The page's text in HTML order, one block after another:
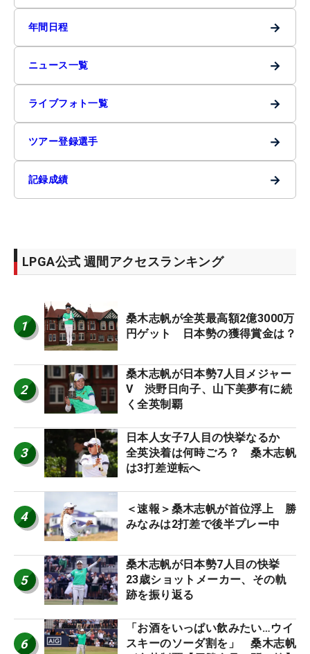
年間日程 →
ニュース一覧 →
ライブフォト一覧 →
ツアー登録選手 →
記録成績 →
LPGA公式 週間アクセスランキング
1
桑木志帆が全英最高額2億3000万
円ゲット 日本勢の獲得賞金は？
2
桑木志帆が日本勢7人目メジャー
V 渋野日向子、山下美夢有に続
く全英制覇
3
日本人女子7人目の快挙なるか
全英決着は何時ごろ？ 桑木志帆
は3打差逆転へ
4
＜速報＞桑木志帆が首位浮上 勝
みなみは2打差で後半プレー中
5
桑木志帆が日本勢7人目の快挙
23歳ショットメーカー、その軌
跡を振り返る
6
「お酒をいっぱい飲みたい…ウイ
スキーのソーダ割を」 桑木志帆